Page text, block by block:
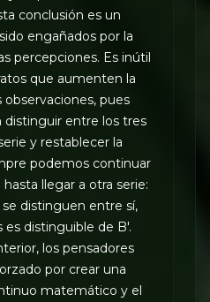
conclusión es un
engañados por la
percepciones. Es inútil
que aumenten la
pues
entre los tres
y restablecer la
podemos continuar
llegar a otra serie:
se distinguen entre sí,
distinguible de B'.
los pensadores
por crear una
matemático y el